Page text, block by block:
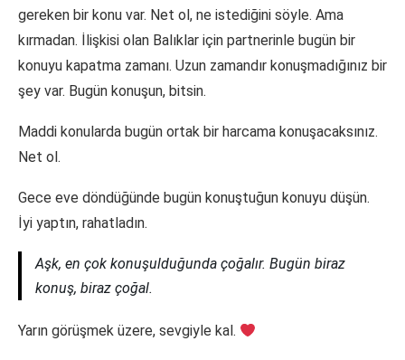
gereken bir konu var. Net ol, ne istediğini söyle. Ama
kırmadan. İlişkisi olan Balıklar için partnerinle bugün bir
konuyu kapatma zamanı. Uzun zamandır konuşmadığınız bir
şey var. Bugün konuşun, bitsin.
Maddi konularda bugün ortak bir harcama konuşacaksınız.
Net ol.
Gece eve döndüğünde bugün konuştuğun konuyu düşün.
İyi yaptın, rahatladın.
Aşk, en çok konuşulduğunda çoğalır. Bugün biraz
konuş, biraz çoğal.
Yarın görüşmek üzere, sevgiyle kal.